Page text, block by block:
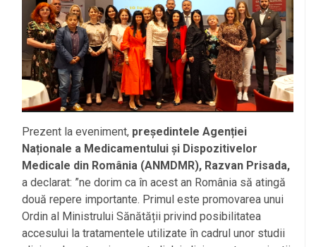
Prezent la eveniment, președintele Agenției
Naționale a Medicamentului și Dispozitivelor
Medicale din România (ANMDMR), Razvan Prisada,
a declarat: ”ne dorim ca în acest an România să atingă
două repere importante. Primul este promovarea unui
Ordin al Ministrului Sănătății privind posibilitatea
accesului la tratamentele utilizate în cadrul unor studii